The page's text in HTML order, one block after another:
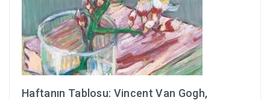
Haftanın Tablosu: Vincent Van Gogh,